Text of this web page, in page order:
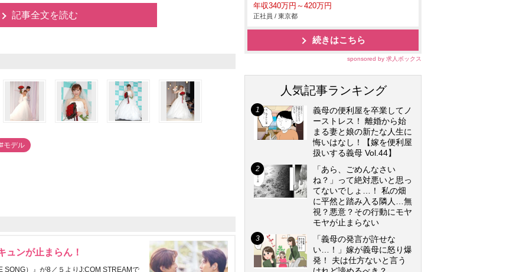
記事全文を読む
#モデル
ュンが止まらん！
SONG）』が8／５よりJ:COM STREAMで
年収340万円～420万円
正社員 / 東京都
続きはこちら
sponsored by 求人ボックス
人気記事ランキング
義母の便利屋を卒業してノ
ーストレス！ 離婚から始
まる妻と娘の新たな人生に
悔いはなし！【嫁を便利屋
扱いする義母 Vol.44】
「あら、ごめんなさい
ね？」って絶対悪いと思っ
てないでしょ…！ 私の畑
に平然と踏み入る隣人…無
視？悪意？その行動にモヤ
モヤが止まらない
「義母の発言が許せな
い…！」嫁が義母に怒り爆
発！ 夫は仕方ないと言う